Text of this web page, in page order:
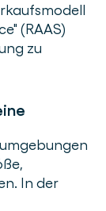
(RAAS)
zu
In der